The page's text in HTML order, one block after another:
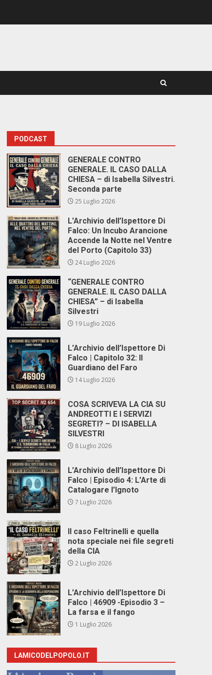
PODCAST
GENERALE CONTRO
GENERALE. IL CASO DALLA
CHIESA – di Isabella Silvestri.
Seconda parte
25 Luglio 2026
L’Archivio dell’Ispettore Di
Falco: Un Incubo Arancione
Accende la Notte nel Ventre
del Porto (Capitolo 33)
24 Luglio 2026
“GENERALE CONTRO
GENERALE. IL CASO DALLA
CHIESA” – di Isabella
Silvestri
19 Luglio 2026
L’Archivio dell’Ispettore Di
Falco | Capitolo 32: Il
Guardiano del Faro
14 Luglio 2026
COSA SCRIVEVA LA CIA SU
ANDREOTTI E I SERVIZI
SEGRETI? – DI ISABELLA
SILVESTRI
8 Luglio 2026
L’Archivio dell’Ispettore Di
Falco | Episodio 4: L’Arte di
Catalogare l’Ignoto
7 Luglio 2026
Il caso Feltrinelli e quella
nota speciale nei file segreti
della CIA
2 Luglio 2026
L’Archivio dell’Ispettore Di
Falco | 46909 -Episodio 3 –
La farsa e il fango
1 Luglio 2026
LAMICODELPOPOLO.IT